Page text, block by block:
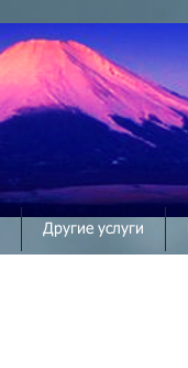
Другие услуги